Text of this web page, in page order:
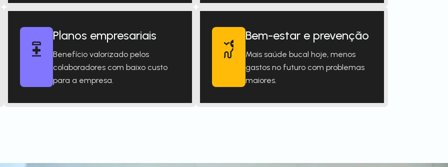
Planos empresariais
Benefício valorizado pelos
colaboradores com baixo custo
para a empresa.
Bem-estar e prevenção
Mais saúde bucal hoje, menos
gastos no futuro com problemas
maiores.